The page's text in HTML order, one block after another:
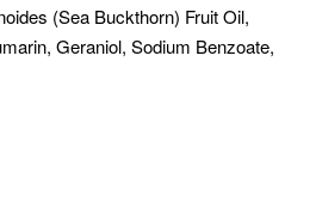
(Sea Buckthorn) Fruit Oil,
Geraniol, Sodium Benzoate,